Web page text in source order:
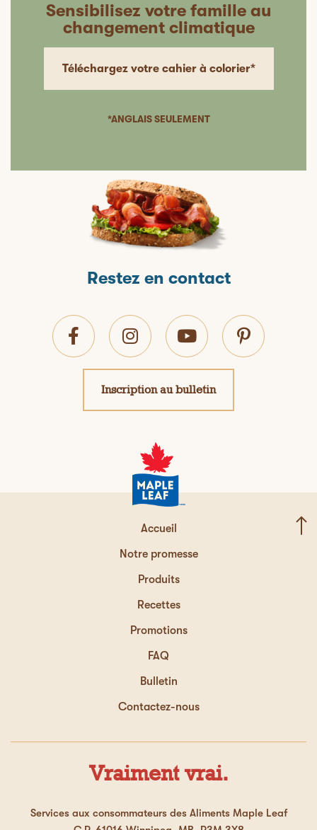
Sensibilisez votre famille au
changement climatique
Téléchargez votre cahier à colorier*
*ANGLAIS SEULEMENT
Restez en contact
Inscription au bulletin
Accueil
Notre promesse
Produits
Recettes
Promotions
FAQ
Bulletin
Contactez-nous
Services aux consommateurs des Aliments Maple Leaf
Vraiment vrai.